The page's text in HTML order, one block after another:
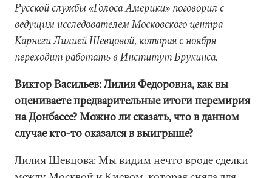
Русской службы «Голоса Америки» поговорил с
ведущим исследователем Московского центра
Карнеги Лилией Шевцовой, которая с ноября
переходит работать в Институт Брукинса.
Виктор Васильев: Лилия Федоровна, как вы
оцениваете предварительные итоги перемирия
на Донбассе? Можно ли сказать, что в данном
случае кто-то оказался в выигрыше?
Лилия Шевцова: Мы видим нечто вроде сделки